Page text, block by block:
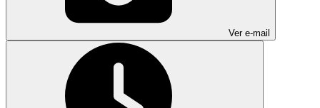
Ver e-mail